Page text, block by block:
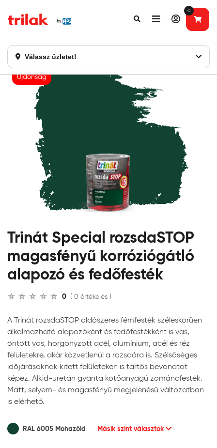
Válassz üzletet!
0
Fontos tájékoztatás!
Újdonság
Trinát Special rozsdaSTOP
magasfényű korróziógátló
alapozó és fedőfesték
0 ( 0 értékelés )
A Trinát rozsdaSTOP oldószeres fémfesték széleskörűen
alkalmazható alapozóként és fedőfestékként is vas,
öntött vas, horgonyzott acél, alumínium, acél és réz
felületekre, akár közvetlenül a rozsdára is. Szélsőséges
időjárásoknak kitett felületeken is tartós bevonatot
képez. Alkid-uretán gyanta kötőanyagú zománcfesték.
Matt, selyem- és magasfényű megjelenésű változatban
is elérhető.
RAL 6005 Mohazöld Másik színt választok